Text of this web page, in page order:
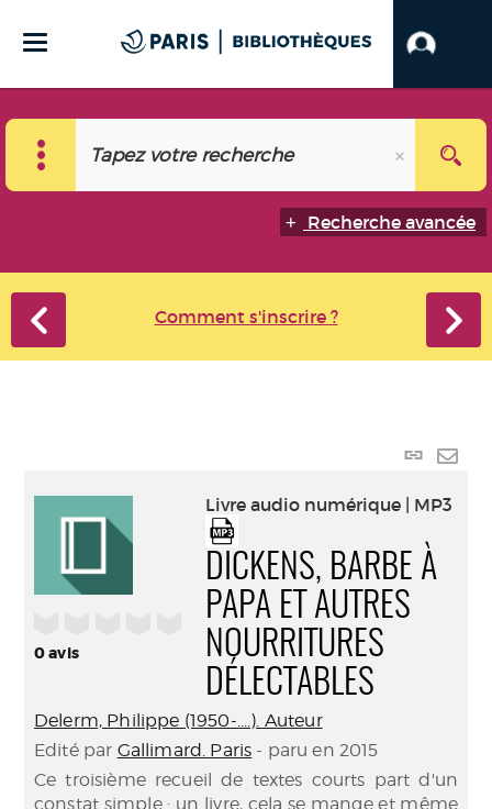
Recherche avancée
Comment s'inscrire ?
Lien
par
0avis
Livre audio numérique | MP3
DICKENS, BARBE À
PAPA ET AUTRES
NOURRITURES
DÉLECTABLES
Delerm, Philippe (1950-....). Auteur
Edité par Gallimard. Paris - paru en 2015
Ce troisième recueil de textes courts part d'un
constat simple : un livre, cela se mange et même